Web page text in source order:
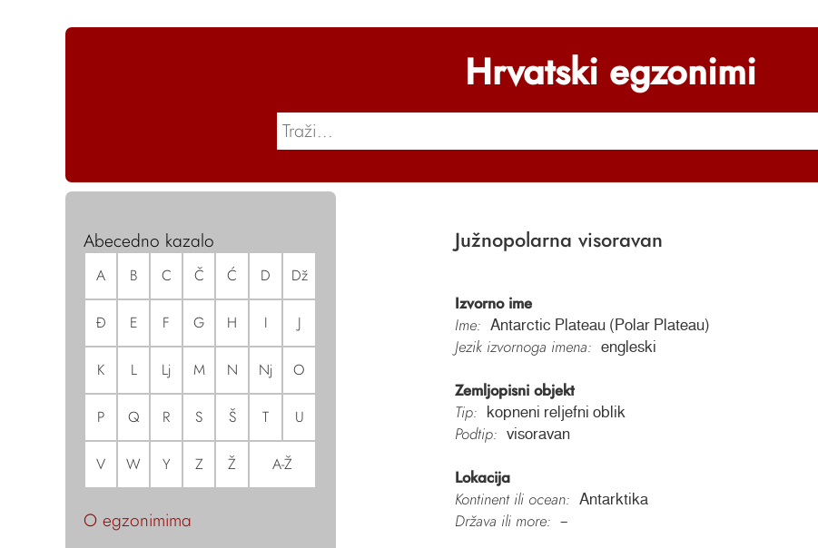
Hrvatski egzonimi
Abecedno kazalo
A B C Č Ć D Dž
Đ E F G H I J
K L Lj M N Nj O
P Q R S Š T U
V W Y Z Ž A-Ž
O egzonimima
Južnopolarna visoravan
Izvorno ime
Ime:
Antarctic Plateau (Polar Plateau)
Jezik izvornoga imena: engleski
Zemljopisni objekt
Tip:
kopneni reljefni oblik
Podtip: visoravan
Lokacija
Kontinent ili ocean:
Antarktika
Država ili more: –